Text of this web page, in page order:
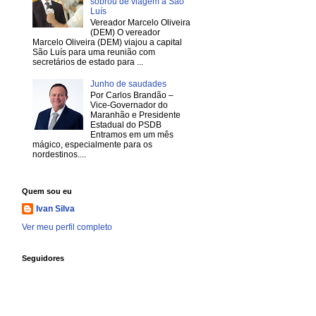
Luís
Vereador Marcelo Oliveira
(DEM) O vereador
Marcelo Oliveira (DEM) viajou a capital
São Luís para uma reunião com
secretários de estado para ...
Junho de saudades
Por Carlos Brandão –
Vice-Governador do
Maranhão e Presidente
Estadual do PSDB
Entramos em um mês
mágico, especialmente para os
nordestinos....
Quem sou eu
Ivan Silva
Ver meu perfil completo
Seguidores